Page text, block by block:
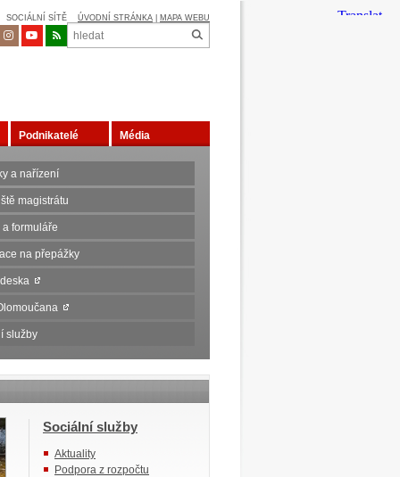
SOCIÁLNÍ SÍTĚ ÚVODNÍ STRÁNKA MAPA WEBU
Podnikatelé Média
a nařízení
magistrátu
a formuláře
na přepážky
služby
Sociální služby
Aktuality
Podpora z rozpočtu